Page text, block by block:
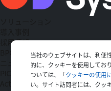
当社のウェブサイトは、利便
的に、クッキーを使用してお
ついては、「クッキーの使用
い。サイト訪問者には、クッ
採用情報
ニュース一覧